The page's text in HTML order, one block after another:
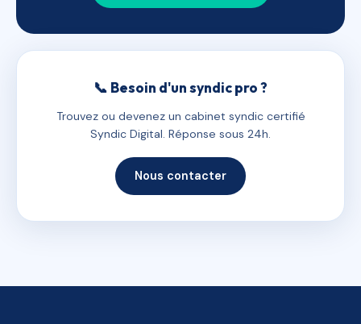
📞 Besoin d'un syndic pro ?
Trouvez ou devenez un cabinet syndic certifié
Syndic Digital. Réponse sous 24h.
Nous contacter